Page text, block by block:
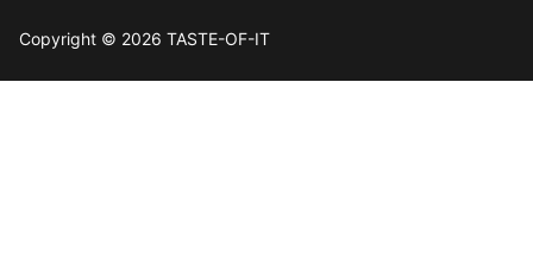
Copyright © 2026 TASTE-OF-IT